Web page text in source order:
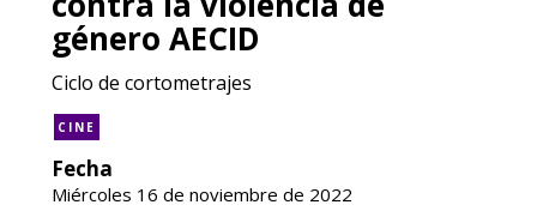
género AECID
Ciclo de cortometrajes
CINE
Fecha
Miércoles 16 de noviembre de 2022